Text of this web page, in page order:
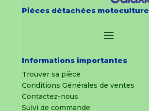
Pièces détachées motoculture
Informations importantes
Trouver sa pièce
Conditions Générales de ventes
Contactez-nous
Suivi de commande